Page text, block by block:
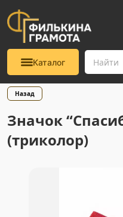
Каталог
Назад
Значок
(триколор)